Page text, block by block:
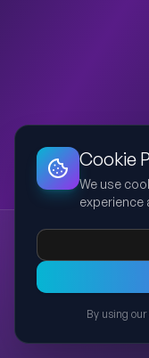
Edit
Mein Praktikum
Apotheke Praktikum
Eine
mit Einblicken in
Erfahrungen sowie
Apothekenwesen.
Cookie
We use
experience
By using our